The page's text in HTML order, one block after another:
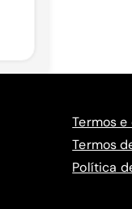
Termos
Termos
Política